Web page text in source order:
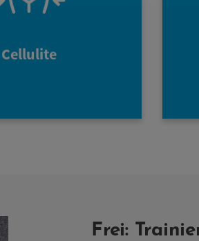
Cellulite
Strom erzeugt der
und Hüfte werden
Frei: